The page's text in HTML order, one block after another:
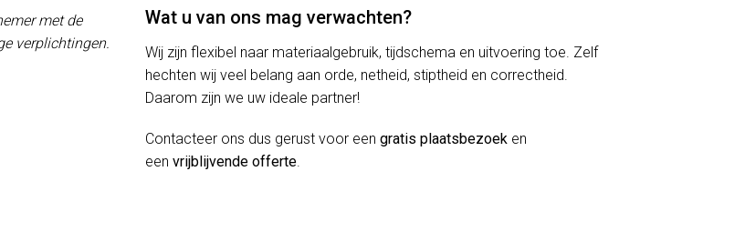
met de
verplichtingen.
Wat u van ons mag verwachten?
Wij zijn flexibel naar materiaalgebruik, tijdschema en uitvoering toe. Zelf
hechten wij veel belang aan orde, netheid, stiptheid en correctheid.
Daarom zijn we uw ideale partner!
Contacteer ons dus gerust voor een gratis plaatsbezoek en
een vrijblijvende offerte.